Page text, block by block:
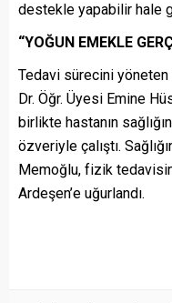
destekle yapabilir hale
“YOĞUN EMEKLE
Tedavi sürecini yöneten
Dr. Öğr. Üyesi Emine
birlikte hastanın
özveriyle çalıştı.
Memoğlu, fizik
Ardeşen’e uğurlandı.